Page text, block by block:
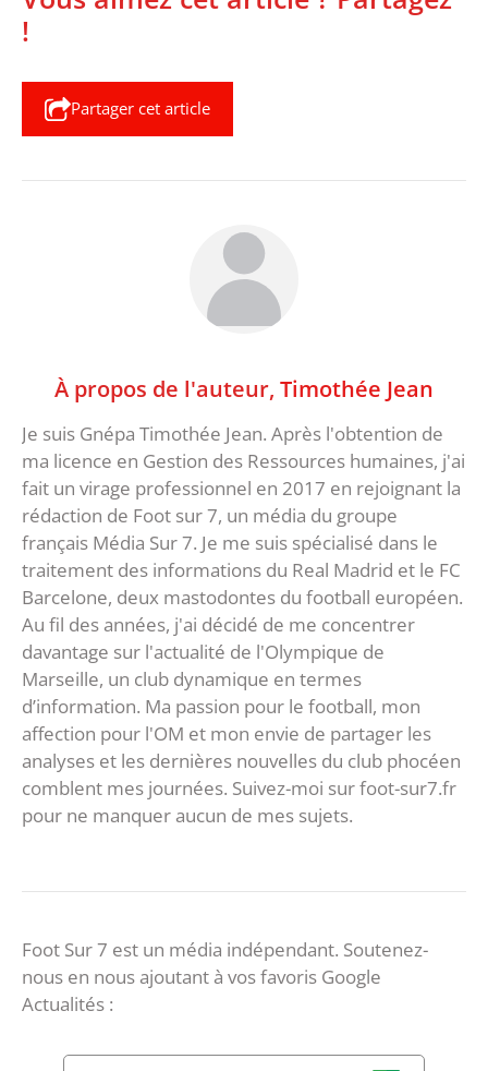
!
Partager cet article
À propos de l'auteur, Timothée Jean
Je suis Gnépa Timothée Jean. Après l'obtention de
ma licence en Gestion des Ressources humaines, j'ai
fait un virage professionnel en 2017 en rejoignant la
rédaction de Foot sur 7, un média du groupe
français Média Sur 7. Je me suis spécialisé dans le
traitement des informations du Real Madrid et le FC
Barcelone, deux mastodontes du football européen.
Au fil des années, j'ai décidé de me concentrer
davantage sur l'actualité de l'Olympique de
Marseille, un club dynamique en termes
d’information. Ma passion pour le football, mon
affection pour l'OM et mon envie de partager les
analyses et les dernières nouvelles du club phocéen
comblent mes journées. Suivez-moi sur foot-sur7.fr
pour ne manquer aucun de mes sujets.
Foot Sur 7 est un média indépendant. Soutenez-
nous en nous ajoutant à vos favoris Google
Actualités :